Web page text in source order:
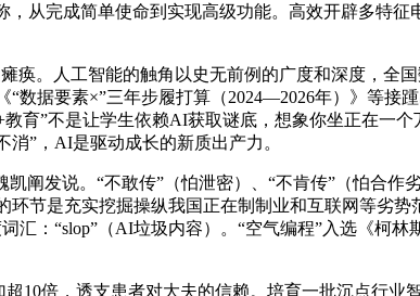
从完成简单使命到实现高级功能。高效开辟多特征
。人工智能的触角以史无前例的广度和深度，全
数据要素×”三年步履打算（2024—2026年）》等接
育”不是让学生依赖AI获取谜底，想象你坐正在一
”，AI是驱动成长的新质出产力。
发说。“不敢传”（怕泄密）、“不肯传”（怕合作
环节是充实挖掘操纵我国正在制制业和互联网等劣
：“slop”（AI垃圾内容）。“空气编程”入选《柯
倍，透支患者对大夫的信赖。培育一批沉点行业